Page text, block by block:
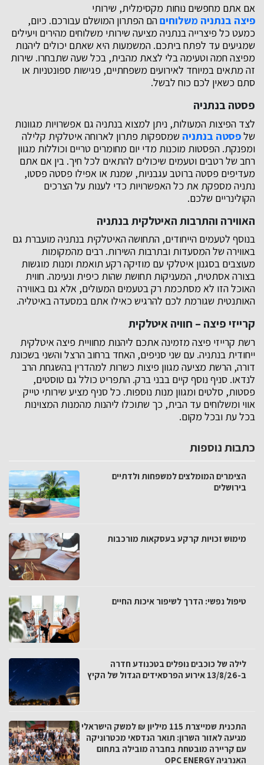
אם אתם מחפשים נוחות מקסימלית, שירותי
פיצה בנתניה משלוחיםהם הפתרון המושלם עבורכם. כיום,
כמעט כל פיצרייה בנתניה מציעה שירותי משלוחים מהירים ויעילים
שמגיעים עד לפתח ביתכם. המשמעות היא שאתם יכולים ליהנות
מפיצה חמה וטעימה בלי לצאת מהבית, בכל שעה שתבחרו. שירות
זה מתאים במיוחד לאירועים משפחתיים, פגישות ספונטניות או
סתם כשאין לכם כוח לבשל.
פסטה בנתניה
לצד הפיצות המעולות, ניתן למצוא בנתניה גם אפשרויות מגוונות
שלפסטה בנתניה שמספקות פתרון לארוחה איטלקית קלילה
ומפנקת. הפסטות מוכנות מדי יום מחומרים טריים וכוללות מגוון
רחב של רטבים וטעמים שיכולים להתאים לכל חיך. בין אם אתם
מעדיפים פסטה ברוטב עגבניות, שמנת או אפילו פסטה פסטו,
נתניה מספקת את כל האפשרויות כדי לענות על הצרכים
הקולינריים שלכם.
האווירה והתרבות האיטלקית בנתניה
בנוסף לטעמים הייחודים, התחושה האיטלקית בנתניה מועברת גם
באווירה של המסעדות ובתרבות השירות. רבים מהמקומות
מעוצבים בסגנון איטלקי עם מוזיקה רקע תואמת ומנות מוגשות
בצורה אסתטית, המעניקות תחושת שהות כיפית ונעימה. חווית
האוכל הזו לא מסתכמת רק בטעמים המעולים, אלא גם באווירה
האותנטית שגורמת לכם להרגיש כאילו אתם במסעדה באיטליה.
קרייזי פיצה – חוויה איטלקית
רשת קרייזי פיצה מזמינה אתכם ליהנות מחוויית פיצה איטלקית
ייחודית בנתניה. עם שני סניפים, האחד ברחוב הרצל והשני בשכונת
דורה, הרשת מציעה מגוון פיצות כשרות למהדרין בהשגחת הרב
לנדאו. סניף נוסף קיים בבני ברק. התפריט כולל גם טוסטים,
פסטות, סלטים ומגוון מנות נוספות. כל סניף מציע שירותי טייק
אווי ומשלוחים עד הבית, כך שתוכלו ליהנות מהמנות המצוינות
בכל עת ובכל מקום.
כתבות נוספות
הצימרים המומלצים למשפחות ולדתיים
בירושלים
מימוש זכויות קרקע בעסקאות מורכבות
טיפול נפשי: הדרך לשיפור איכות החיים
לילה של כוכבים נופלים בטכנודע חדרה
ב-13/8/26 אירוע הפרסאידים הגדול של הקיץ
התכנית שמייצרת 115 מיליון ₪ למשק הישראלי
מגיעה לאזור השרון: תואר הנדסאי מכטרוניקה
עם קריירה מובטחת בחברה מובילה בתחום
האנרגיה OPC ENERGY